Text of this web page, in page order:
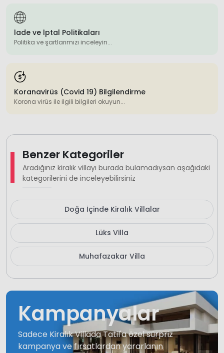
İade ve İptal Politikaları
Politika ve şartlarımızı inceleyin...
Koranavirüs (Covid 19) Bilgilendirme
Korona virüs ile ilgili bilgileri okuyun...
Benzer Kategoriler
Aradığınız kiralık villayı burada bulamadıysan aşağıdaki
kategorilerini de inceleyebilirsiniz
Doğa İçinde Kiralık Villalar
Lüks Villa
Muhafazakar Villa
Kampanyalar
Sadece Kiralık Villada Tatil'a özel sürpriz
kampanya ve fırsatlardan yararlanın